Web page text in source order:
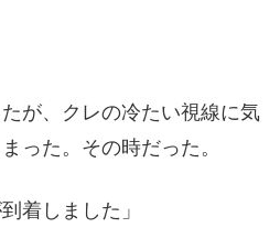
が、クレの冷たい視線に気
った。その時だった。
着しました」